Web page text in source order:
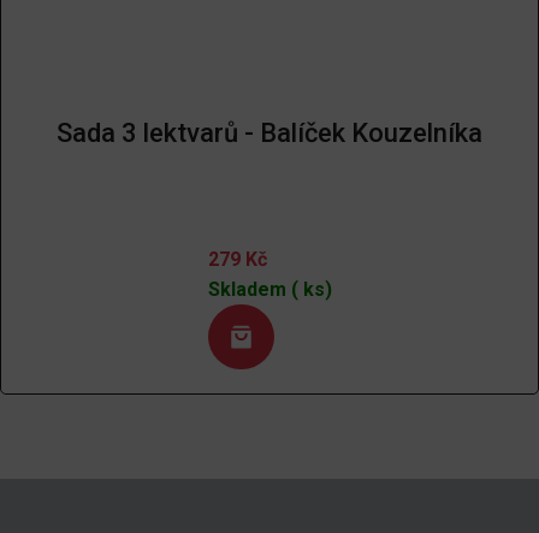
Sada 3 lektvarů - Balíček Kouzelníka
279 Kč
Skladem ( ks)